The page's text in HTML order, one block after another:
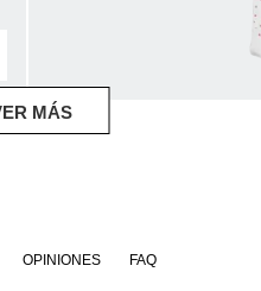
MÁS
OPINIONES FAQ